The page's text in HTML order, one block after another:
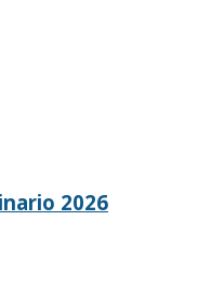
2026